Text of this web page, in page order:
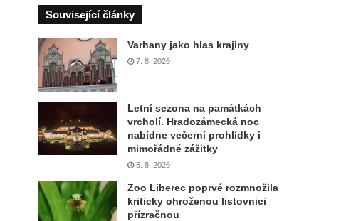
Související články
Varhany jako hlas krajiny
7. 8. 2026
Letní sezona na památkách
vrcholí. Hradozámecká noc
nabídne večerní prohlídky i
mimořádné zážitky
5. 8. 2026
Zoo Liberec poprvé rozmnožila
kriticky ohroženou listovnici
přízračnou